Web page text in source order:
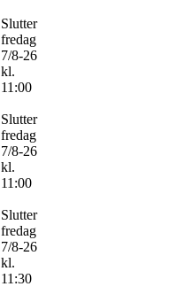
Slutter
fredag
7/8-26
kl.
11:00
Slutter
fredag
7/8-26
kl.
11:00
Slutter
fredag
7/8-26
kl.
11:30